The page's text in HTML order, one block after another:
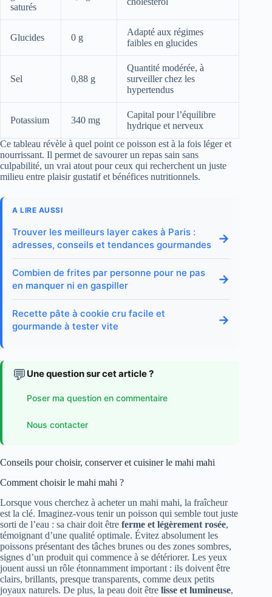
saturés
Glucides 0 g
Adapté aux régimes
faibles en glucides
Sel 0,88 g
Quantité modérée, à
surveiller chez les
hypertendus
Potassium 340 mg
Capital pour l’équilibre
hydrique et nerveux
Ce tableau révèle à quel point ce poisson est à la fois léger et
nourrissant. Il permet de savourer un repas sain sans
culpabilité, un vrai atout pour ceux qui recherchent un juste
milieu entre plaisir gustatif et bénéfices nutritionnels.
A LIRE AUSSI
Trouver les meilleurs layer cakes à Paris :
adresses, conseils et tendances gourmandes
→
Combien de frites par personne pour ne pas
en manquer ni en gaspiller
→
Recette pâte à cookie cru facile et
gourmande à tester vite
→
💬 Une question sur cet article ?
Poser ma question en commentaire
Nous contacter
Conseils pour choisir, conserver et cuisiner le mahi mahi
Comment choisir le mahi mahi ?
Lorsque vous cherchez à acheter un mahi mahi, la fraîcheur
est la clé. Imaginez-vous tenir un poisson qui semble tout juste
sorti de l’eau : sa chair doit être ferme et légèrement rosée,
témoignant d’une qualité optimale. Évitez absolument les
poissons présentant des tâches brunes ou des zones sombres,
signes d’un produit qui commence à se détériorer. Les yeux
jouent aussi un rôle étonnamment important : ils doivent être
clairs, brillants, presque transparents, comme deux petits
joyaux naturels. De plus, la peau doit être lisse et lumineuse,